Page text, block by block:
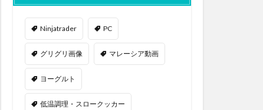
Ninjatrader PC
グリグリ画像 マレーシア動画
ヨーグルト
低温調理・スロークッカー